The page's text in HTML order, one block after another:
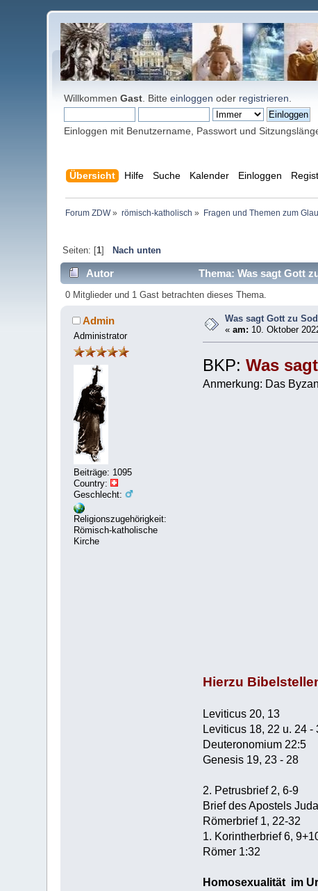
WillkommenGast . Bitteeinloggen oder registrieren
Einloggen mit Benutzername, Passwort und
Übersicht Hilfe Suche Kalender Einloggen
Forum ZDW» römisch-katholisch » Fragen und Themen zum
Seiten: [1] Nach unten
Autor Thema: Was sagt Gott
0 Mitglieder und 1 Gast betrachten dieses Thema.
Admin
Administrator
Beiträge: 1095
Country:
Geschlecht:
Religionszugehörigkeit:
Römisch-katholische
Kirche
Was sagt Gott zu
«am: 10. Oktober
BKP: Was
Anmerkung: Das
Hierzu
Leviticus 20, 13
Leviticus 18, 22 u. 24 -
Deuteronomium 22:5
Genesis 19, 23 - 28
2. Petrusbrief 2, 6-9
Brief des Apostels
Römerbrief 1, 22-32
1. Korintherbrief 6,
Römer 1:32
Homosexualität im